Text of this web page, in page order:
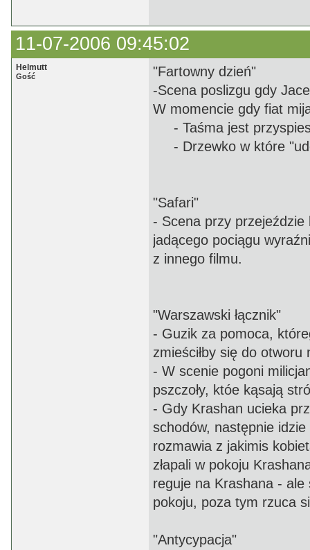
11-07-2006 09:45:02
Helmutt
Gość
"Fartowny dzień"
-Scena poslizgu gdy
W momencie gdy fiat
- Taśma jest
- Drzewko w które
"Safari"
- Scena przy
jadącego pociągu
z innego filmu.
"Warszawski łącznik"
- Guzik za pomoca,
zmieściłby się do
- W scenie pogoni
pszczoły, któe kąsają
- Gdy Krashan ucieka
schodów, następnie
rozmawia z jakimis
złapali w pokoju
reguje na Krashana - ale
pokoju, poza tym rzuca
"Antycypacja"